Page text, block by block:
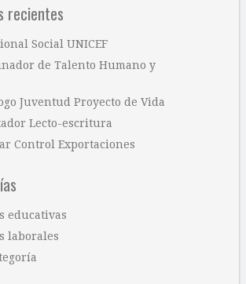
recientes
Social UNICEF
de Talento Humano y
Juventud Proyecto de Vida
Lecto-escritura
Control Exportaciones
educativas
laborales